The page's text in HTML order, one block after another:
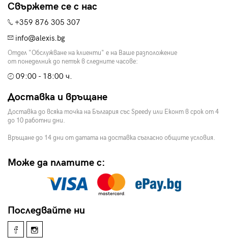
Свържете се с нас
+359 876 305 307
info@alexis.bg
Отдел "Обслужване на клиенти" е на Ваше разположение
от понеделник до петък в следните часове:
09:00 - 18:00 ч.
Доставка и връщане
Доставка до всяка точка на България със Speedy или Еконт в срок от 4
до 10 работни дни.
Връщане до 14 дни от датата на доставка съгласно общите условия.
Може да платите с:
Последвайте ни